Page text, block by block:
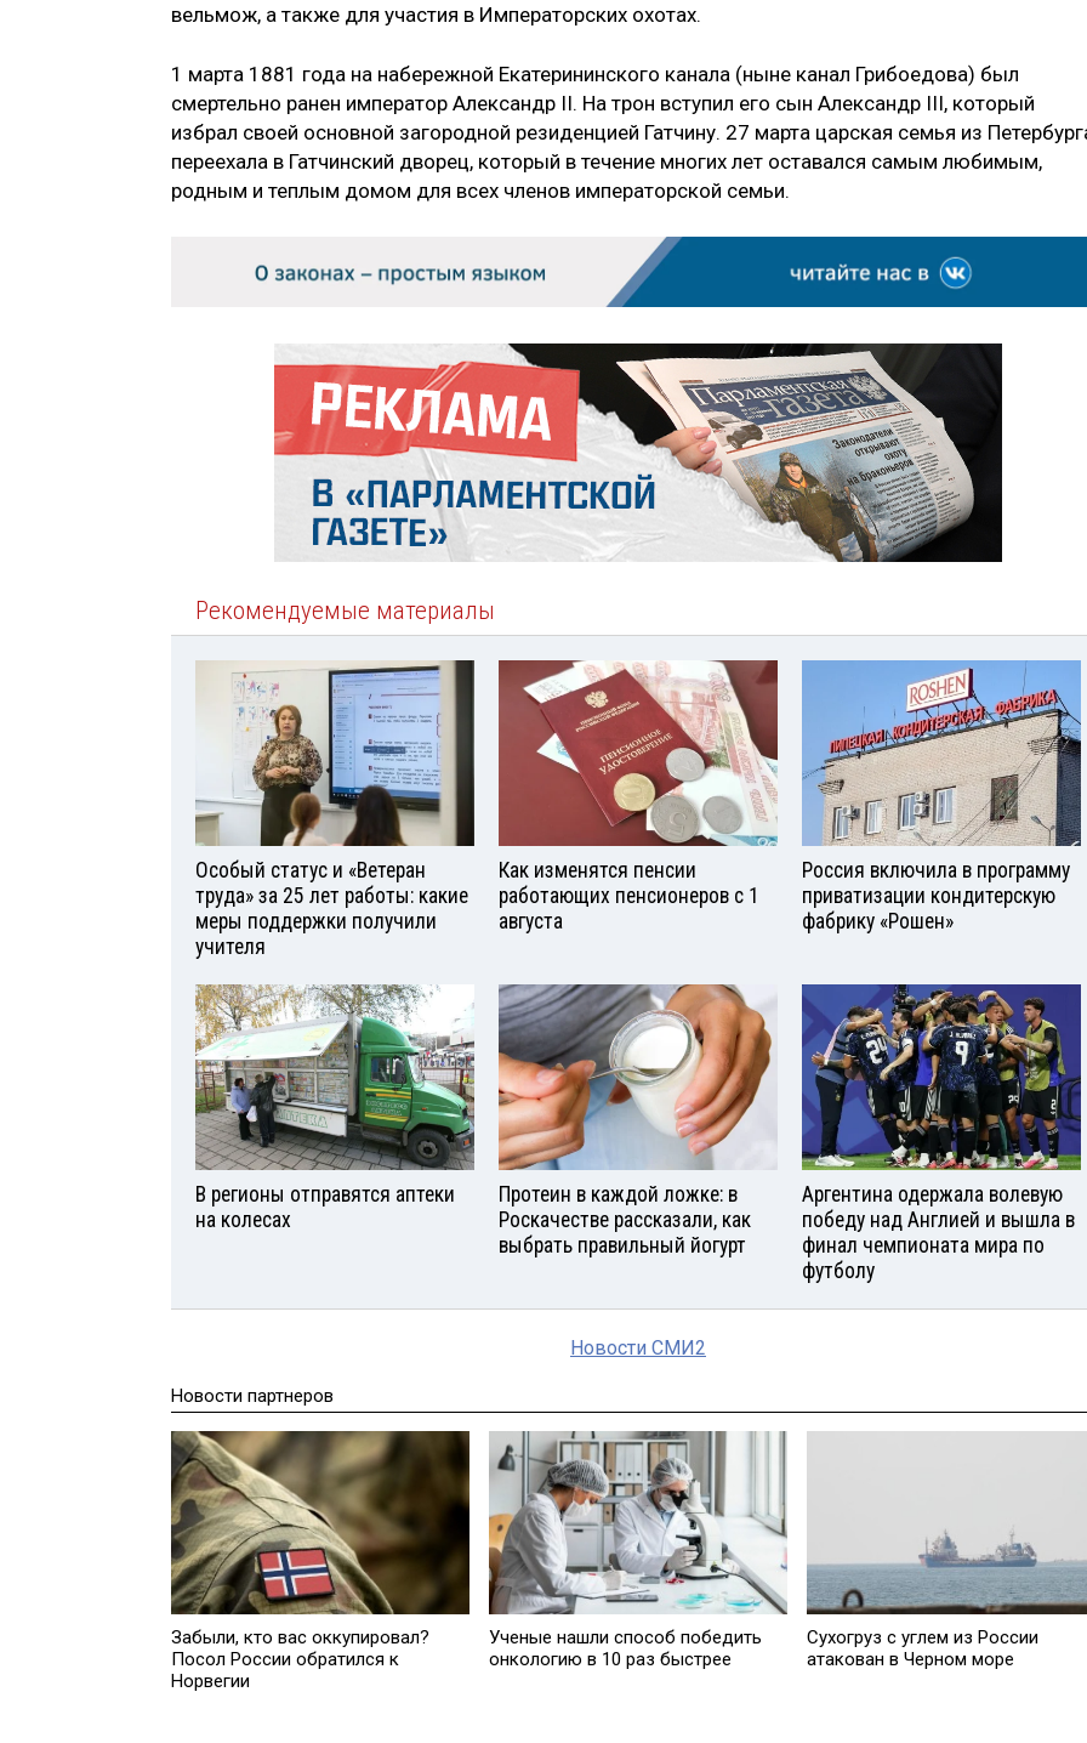
вельмож, а также для участия в Императорских охотах.
1 марта 1881 года на набережной Екатерининского канала (ныне канал Грибоедова) был
смертельно ранен император Александр II. На трон вступил его сын Александр III, который
избрал своей основной загородной резиденцией Гатчину. 27 марта царская семья из
переехала в Гатчинский дворец, который в течение многих лет оставался самым любимым,
родным и теплым домом для всех членов императорской семьи.
Рекомендуемые материалы
Особый статус и «Ветеран
труда» за 25 лет работы: какие
меры поддержки получили
учителя
Как изменятся пенсии
работающих пенсионеров с 1
августа
Россия включила в программу
приватизации кондитерскую
фабрику «Рошен»
В регионы отправятся аптеки
на колесах
Протеин в каждой ложке: в
Роскачестве рассказали, как
выбрать правильный йогурт
Аргентина одержала волевую
победу над Англией и вышла в
финал чемпионата мира по
футболу
Новости СМИ2
Новости партнеров
Забыли, кто вас оккупировал?
Посол России обратился к
Норвегии
Ученые нашли способ победить
онкологию в 10 раз быстрее
Сухогруз с углем из России
атакован в Черном море